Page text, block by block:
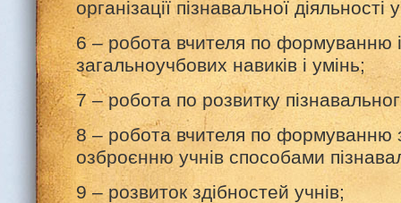
організації пізнавальної діяльності
6 – робота вчителя по формуванню
загальноучбових навиків і умінь;
7 – робота по розвитку
8 – робота вчителя по формуванню
озброєнню учнів способами
9 – розвиток здібностей учнів;